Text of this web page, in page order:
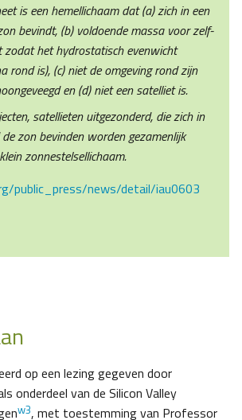
is een hemellichaam dat (a) zich in een
bevindt, (b) voldoende massa voor zelf-
zodat het hydrostatisch evenwicht
rond is), (c) niet de omgeving rond zijn
en (d) niet een satelliet is.
satellieten uitgezonderd, die zich in
zon bevinden worden gezamenlijk
zonnestelsellichaam.
public_press/news/detail/iau0603
op een lezing gegeven door
onderdeel van de Silicon Valley
w3, met toestemming van Professor